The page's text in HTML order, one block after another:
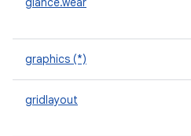
graphics (*)
gridlayout